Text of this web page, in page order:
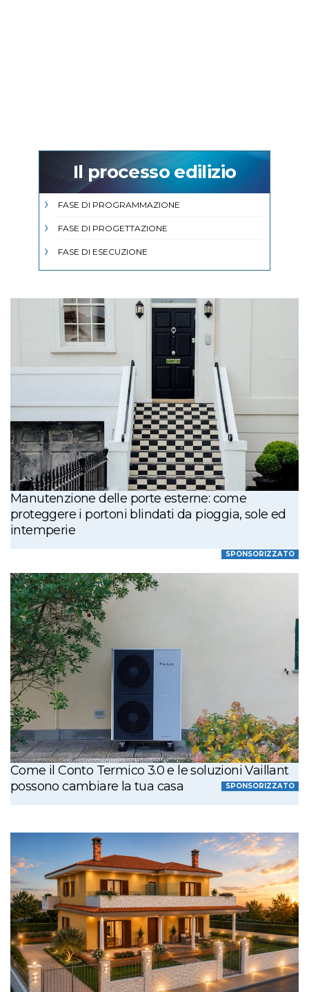
Il processo edilizio
FASE DI PROGRAMMAZIONE
FASE DI PROGETTAZIONE
FASE DI ESECUZIONE
Manutenzione delle porte esterne: come
proteggere i portoni blindati da pioggia, sole ed
intemperie
SPONSORIZZATO
Come il Conto Termico 3.0 e le soluzioni Vaillant
possono cambiare la tua casa
SPONSORIZZATO